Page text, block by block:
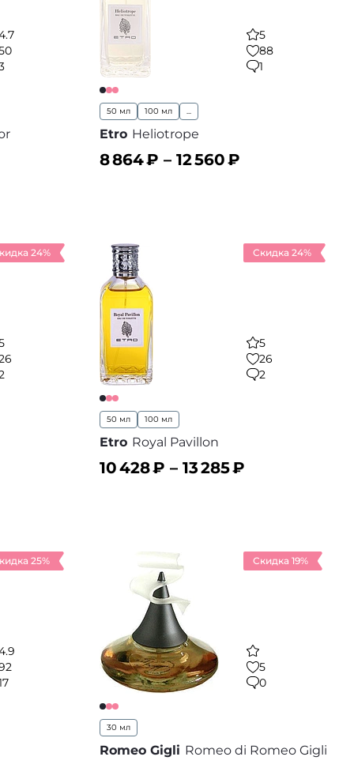
5
88
1
50 мл 100 мл ...
Etro Heliotrope
8 864₽ – 12 560₽
24% Скидка 24%
5
26
2
50 мл 100 мл
Etro Royal Pavillon
10 428₽ – 13 285₽
25% Скидка 19%
5
0
30 мл
Romeo Gigli Romeo di Romeo Gigli